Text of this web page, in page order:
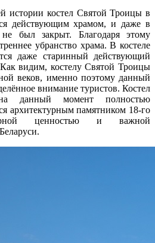
истории костел Святой Троицы в
действующим храмом, и даже в
не был закрыт. Благодаря этому
убранство храма. В костеле
даже старинный действующий
видим, костелу Святой Троицы
веков, именно поэтому данный
внимание туристов. Костел
данный момент полностью
архитектурным памятником 18-го
ценностью и важной